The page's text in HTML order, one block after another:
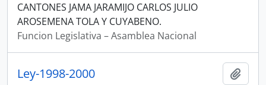
CANTONES JAMA JARAMIJO CARLOS JULIO
AROSEMENA TOLA Y CUYABENO.
Funcion Legislativa – Asamblea Nacional
Ley-1998-2000